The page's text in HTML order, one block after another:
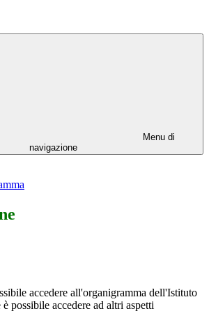
Menu di
navigazione
accedere all'organigramma dell'Istituto
possibile accedere ad altri aspetti